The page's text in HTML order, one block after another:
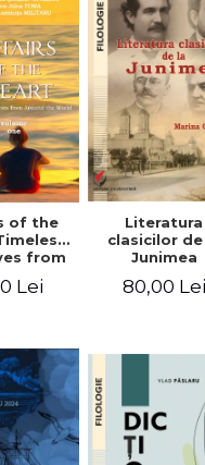
of the
from
Lei
Literatura
clasicilor de
Junimea
80,00 Lei